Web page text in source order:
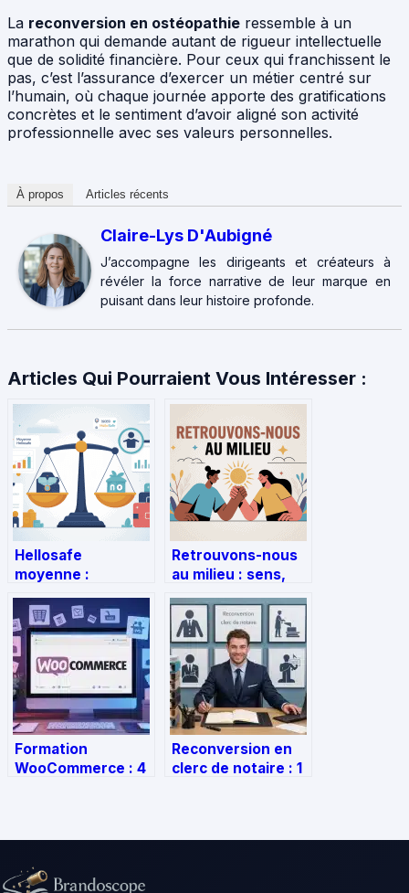
La reconversion en ostéopathie ressemble à un
marathon qui demande autant de rigueur intellectuelle
que de solidité financière. Pour ceux qui franchissent le
pas, c’est l’assurance d’exercer un métier centré sur
l’humain, où chaque journée apporte des gratifications
concrètes et le sentiment d’avoir aligné son activité
professionnelle avec ses valeurs personnelles.
À propos Articles récents
Claire-Lys D'Aubigné
J’accompagne les dirigeants et créateurs à
révéler la force narrative de leur marque en
puisant dans leur histoire profonde.
Articles Qui Pourraient Vous Intéresser :
Hellosafe
moyenne :
avis, notes et
niveaux de
garanties
Retrouvons-nous
au milieu : sens,
de cette
expression
Formation
WooCommerce : 4
booster vos
ventes
Reconversion en
clerc de notaire : 1
votre carrière